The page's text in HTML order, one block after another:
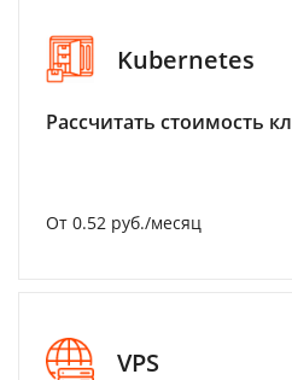
Kubernetes
Рассчитать стоимость
От 0.52 руб./месяц
VPS